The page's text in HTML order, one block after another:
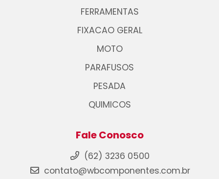
FERRAMENTAS
FIXACAO GERAL
MOTO
PARAFUSOS
PESADA
QUIMICOS
Fale Conosco
(62) 3236 0500
contato@wbcomponentes.com.br